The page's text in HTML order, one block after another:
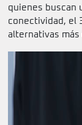
quienes buscan
conectividad, el
alternativas